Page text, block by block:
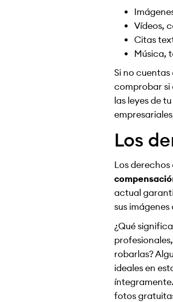
Vídeos,
Citas
Música,
Si no
comprobar si
las leyes de
Los
Los
actual
sus
¿Qué
robarlas?
ideales en
fotos